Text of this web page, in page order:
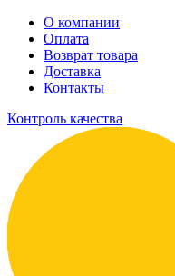
О компании
Оплата
Возврат товара
Доставка
Контакты
Контроль качества